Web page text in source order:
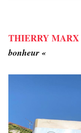
THIERRY MARX
bonheur «